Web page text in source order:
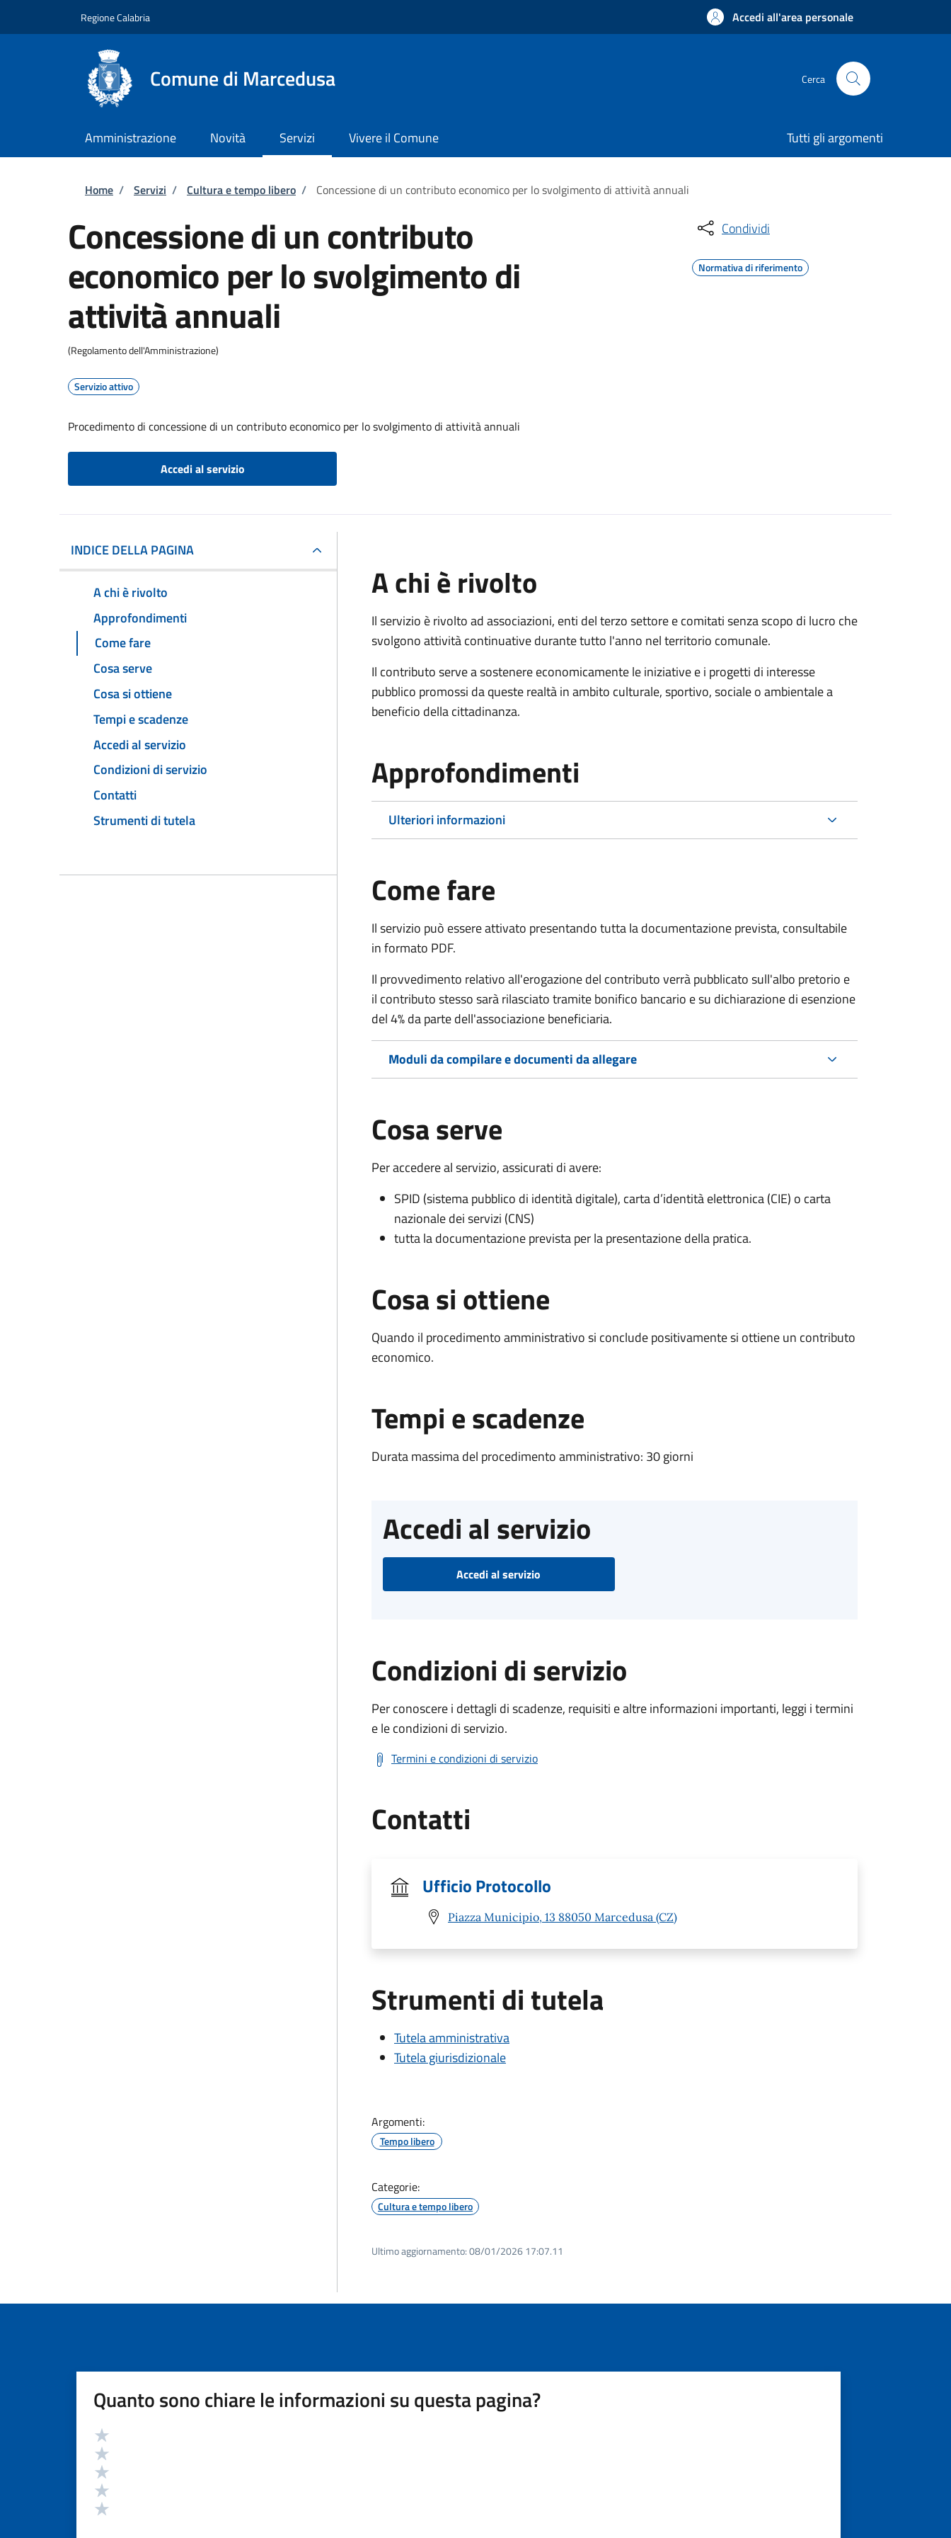
Regione Calabria Accedi all'area personale
Comune di Marcedusa Cerca
Amministrazione Novità Servizi Vivere il Comune Tutti gli argomenti
Briciole di pane
Home / Servizi / Cultura e tempo libero / Concessione di un contributo economico per lo svolgimento di attività annuali
Concessione di un contributo
economico per lo svolgimento di
attività annuali
(Regolamento dell'Amministrazione)
Servizio attivo
Procedimento di concessione di un contributo economico per lo svolgimento di attività annuali
Accedi al servizio
Condividi
Normativa di riferimento
INDICE DELLA PAGINA
A chi è rivolto
Approfondimenti
Come fare
Cosa serve
Cosa si ottiene
Tempi e scadenze
Accedi al servizio
Condizioni di servizio
Contatti
Strumenti di tutela
A chi è rivolto
Il servizio è rivolto ad associazioni, enti del terzo settore e comitati senza scopo di lucro che
svolgono attività continuative durante tutto l'anno nel territorio comunale.
Il contributo serve a sostenere economicamente le iniziative e i progetti di interesse
pubblico promossi da queste realtà in ambito culturale, sportivo, sociale o ambientale a
beneficio della cittadinanza.
Approfondimenti
Ulteriori informazioni
Come fare
Il servizio può essere attivato presentando tutta la documentazione prevista, consultabile
in formato PDF.
Il provvedimento relativo all'erogazione del contributo verrà pubblicato sull'albo pretorio e
il contributo stesso sarà rilasciato tramite bonifico bancario e su dichiarazione di esenzione
del 4% da parte dell'associazione beneficiaria.
Moduli da compilare e documenti da allegare
Cosa serve
Per accedere al servizio, assicurati di avere:
SPID (sistema pubblico di identità digitale), carta d’identità elettronica (CIE) o carta
nazionale dei servizi (CNS)
tutta la documentazione prevista per la presentazione della pratica.
Cosa si ottiene
Quando il procedimento amministrativo si conclude positivamente si ottiene un contributo
economico.
Tempi e scadenze
Durata massima del procedimento amministrativo: 30 giorni
Accedi al servizio
Accedi al servizio
Condizioni di servizio
Per conoscere i dettagli di scadenze, requisiti e altre informazioni importanti, leggi i termini
e le condizioni di servizio.
Termini e condizioni di servizio
Contatti
Ufficio Protocollo
Piazza Municipio, 13 88050 Marcedusa (CZ)
Strumenti di tutela
Tutela amministrativa
Tutela giurisdizionale
Argomenti:
Tempo libero
Categorie:
Cultura e tempo libero
Ultimo aggiornamento:08/01/2026 17:07.11
Quanto sono chiare le informazioni su questa pagina?
Valutazione